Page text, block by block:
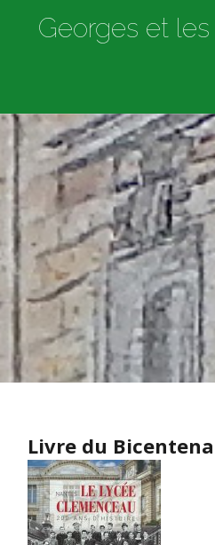
Georges et
Livre du